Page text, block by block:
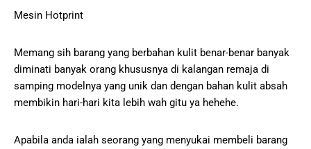
Mesin Hotprint
Memang sih barang yang berbahan kulit benar-benar banyak
diminati banyak orang khususnya di kalangan remaja di
samping modelnya yang unik dan dengan bahan kulit absah
membikin hari-hari kita lebih wah gitu ya hehehe.
Apabila anda ialah seorang yang menyukai membeli barang